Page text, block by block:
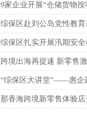
9家企业开展“仓储货物
综保区赴刘公岛党性教
综保区扎实开展汛期安
跨境出海再提速 新零售
“综保区大讲堂”——惠企
那香海跨境新零售体验店